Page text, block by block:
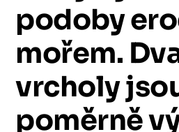
podoby
mořem.
vrcholy
poměrně